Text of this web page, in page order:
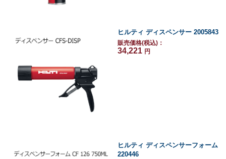
ヒルティ ディスペンサー 2005843
販売価格(税込)：
34,221 円
ヒルティ ディスペンサーフォーム
220446